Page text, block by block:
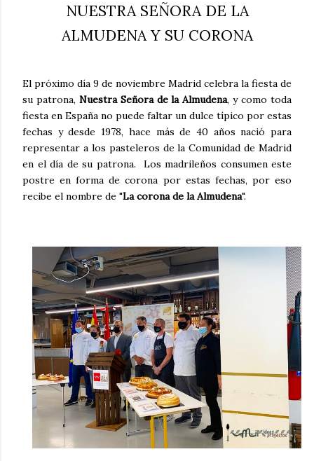
NUESTRA SEÑORA DE LA
ALMUDENA Y SU CORONA
El próximo día 9 de noviembre Madrid celebra la fiesta de
su patrona, Nuestra Señora de la Almudena, y como toda
fiesta en España no puede faltar un dulce típico por estas
fechas y desde 1978, hace más de 40 años nació para
representar a los pasteleros de la Comunidad de Madrid
en el día de su patrona. Los madrileños consumen este
postre en forma de corona por estas fechas, por eso
recibe el nombre de "La corona de la Almudena".